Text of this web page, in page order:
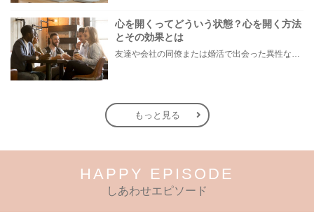
心を開くってどういう状態？心を開く方法
とその効果とは
友達や会社の同僚または婚活で出会った異性などに対して、なかなか本心を見せられず「どうしたら本当の自分が出せるのだろう…」とお悩みの方もいらっしゃいます。 そこで今回は、上手く心を開けない皆さんに「心を開くとはどういうことか」をまずは知ってもらい、具体的に心を開く方法と恋愛・婚活などの対人関係でもたらされる効果をご紹介します。
もっと見る
HAPPY EPISODE
しあわせエピソード